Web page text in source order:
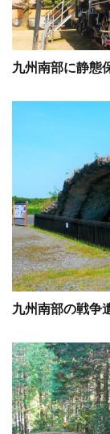
九州南部に静態
九州南部の戦